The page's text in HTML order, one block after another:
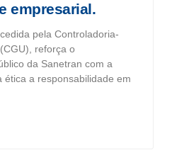
empresarial.
pela Controladoria-
reforça o
da Sanetran com a
ética a responsabilidade em